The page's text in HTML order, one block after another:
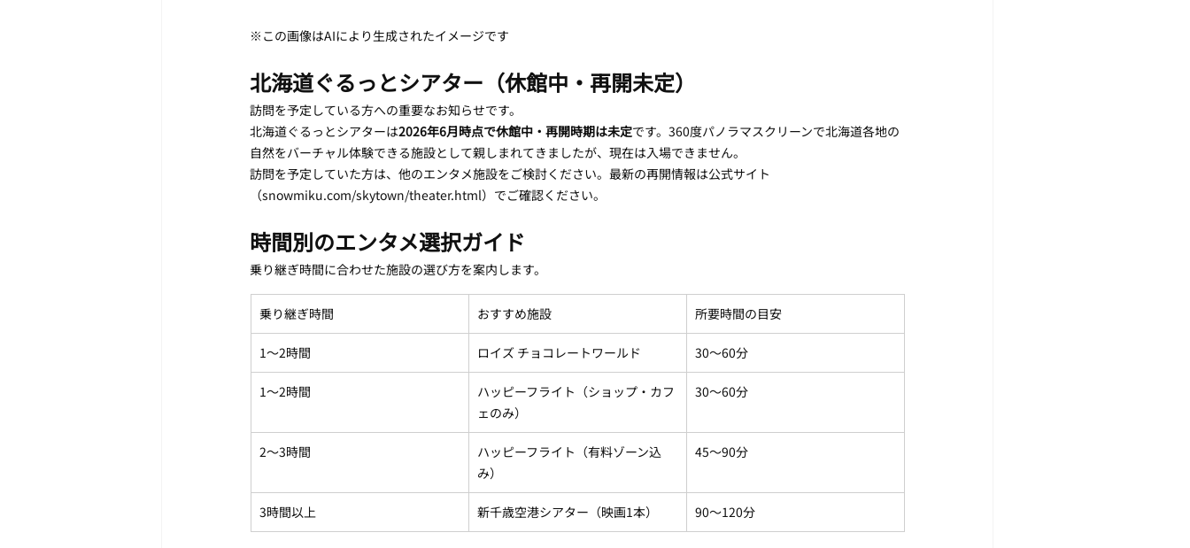
※この画像はAIにより生成されたイメージです
北海道ぐるっとシアター（休館中・再開未定）
訪問を予定している方への重要なお知らせです。
北海道ぐるっとシアターは2026年6月時点で休館中・再開時期は未定です。360度パノラマスクリーンで北海道各地の
自然をバーチャル体験できる施設として親しまれてきましたが、現在は入場できません。
訪問を予定していた方は、他のエンタメ施設をご検討ください。最新の再開情報は公式サイト
（snowmiku.com/skytown/theater.html）でご確認ください。
時間別のエンタメ選択ガイド
乗り継ぎ時間に合わせた施設の選び方を案内します。
乗り継ぎ時間 おすすめ施設 所要時間の目安
1〜2時間 ロイズ チョコレートワールド 30〜60分
1〜2時間
ハッピーフライト（ショップ・カフ
ェのみ）
30〜60分
2〜3時間
ハッピーフライト（有料ゾーン込
み）
45〜90分
3時間以上 新千歳空港シアター（映画1本） 90〜120分